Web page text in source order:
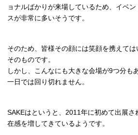
ョナルばかりが来場しているため、イベ
スが非常に多いそうです。
そのため、皆様その顔には笑顔を携えて
そのものです。
しかし、こんなにも大きな会場が9つ分も
一日では回り切れません。
SAKEはというと、2011年に初めて出展
在感を増してきているようです。